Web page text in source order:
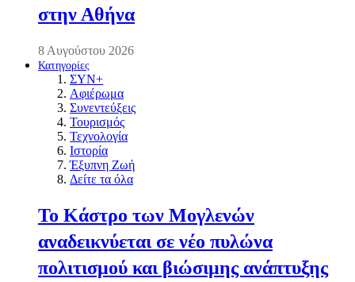
στην Αθήνα
8 Αυγούστου 2026
Κατηγορίες
ΣΥΝ+
Αφιέρωμα
Συνεντεύξεις
Τουρισμός
Τεχνολογία
Ιστορία
Έξυπνη Ζωή
Δείτε τα όλα
Το Κάστρο των Μογλενών
αναδεικνύεται σε νέο πυλώνα
πολιτισμού και βιώσιμης ανάπτυξης